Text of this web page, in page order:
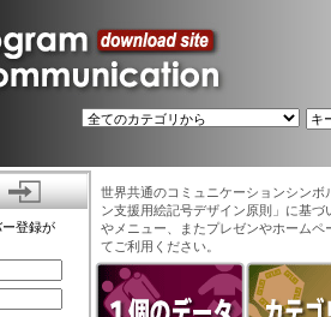
ー登録が
世界共通のコミュニケーションシン
ン支援用絵記号デザイン原則」に基
やメニュー、またプレゼンやホーム
てご利用ください。